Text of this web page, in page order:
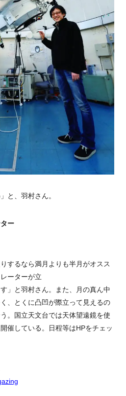
と、羽村さん。
ター
するなら満月よりも半月がオスス
ーターが立
」と羽村さん。また、月の真ん中
、とくに凸凹が際立って見えるの
。国立天文台では天体望遠鏡を使
催している。日程等はHPをチェッ